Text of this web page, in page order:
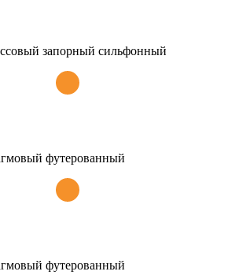
запорный сильфонный
футерованный
футерованный